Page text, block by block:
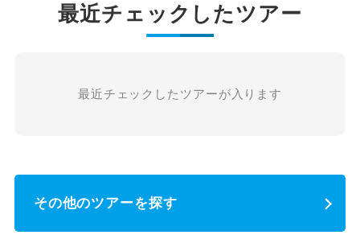
最近チェックしたツアー
最近チェックしたツアーが入ります
その他のツアーを探す